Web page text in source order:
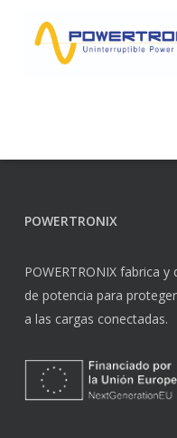
POWERTRONIX
POWERTRONIX fabrica
de potencia para
a las cargas conectadas.